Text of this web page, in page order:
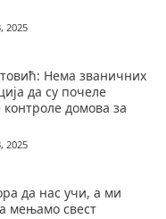
2025
Нема званичних
да су почеле
домова за
2025
да нас учи, а ми
мењамо свест